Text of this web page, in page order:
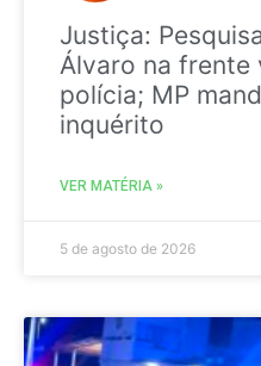
Justiça:
Álvaro na frente
polícia; MP
inquérito
VER MATÉRIA »
5 de agosto de 2026